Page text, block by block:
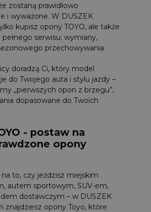
zostaną prawidłowo
i wyważone. W DUSZEK
kupisz opony TOYO, ale także
pełnego serwisu: wymiany,
przechowywania.
doradzą Ci, który model
do Twojego auta i stylu jazdy –
„pierwszych opon z brzegu”,
dopasowane do Twoich
- postaw na
opony
to, czy jeździsz miejskim
autem sportowym, SUV-em,
dostawczym – w DUSZEK
znajdziesz opony Toyo, które